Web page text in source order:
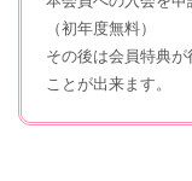
（初年度無料）
その後は会員特典が
ことが出来ます。